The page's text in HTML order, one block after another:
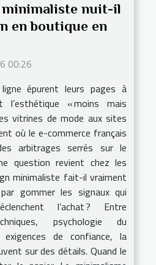
minimaliste nuit-il
en boutique en
00:26
épurent leurs pages à
« moins mais
vitrines de mode aux sites
où le e-commerce français
arbitrages serrés sur le
question revient chez les
minimaliste fait-il vraiment
gommer les signaux qui
l’achat ? Entre
psychologie du
de confiance, la
sur des détails. Quand le